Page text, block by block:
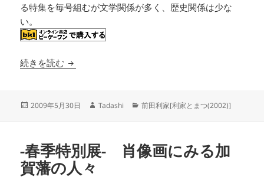
る特集を毎号組むが文学関係が多く、歴史関係は少な
い。
続きを読む 北國文華 2008春 第35号
投
2009年5月30日
作
Tadashi
カ
ー
前田利家[利家とまつ(2002)]
-春季特別展- 肖像画にみる加
賀藩の人々